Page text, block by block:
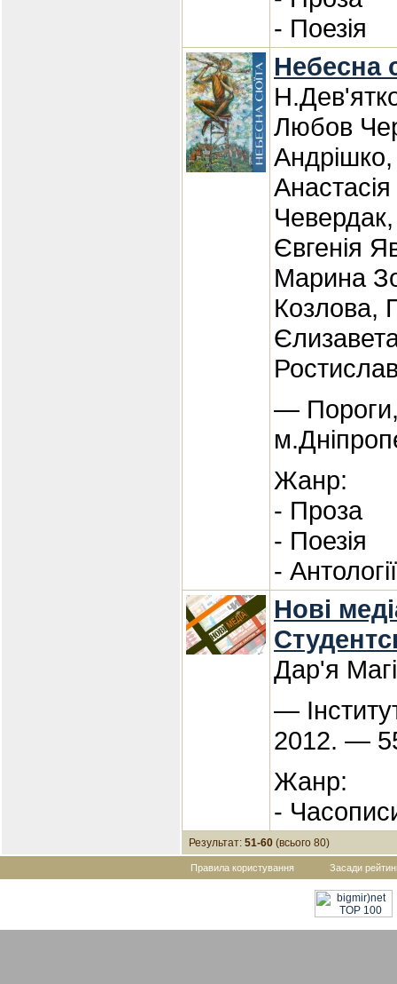
- Поезія
Небесна
Любов
Євгенія
Марина
Козлова,
—
Жанр:
- Проза
- Поезія
-
Нові
Дар'я
—
2012. —
Жанр:
-
Результат: 51-60 (всього 80)
Правила користування Засади